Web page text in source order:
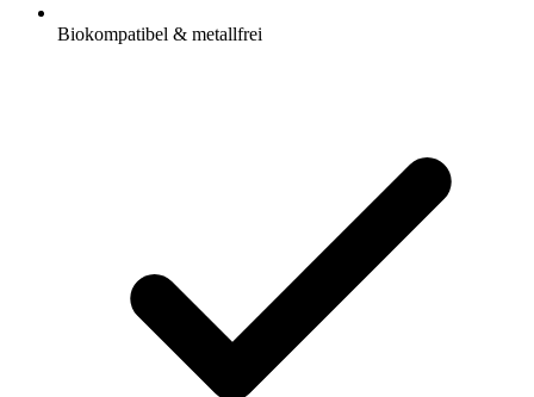
Biokompatibel & metallfrei